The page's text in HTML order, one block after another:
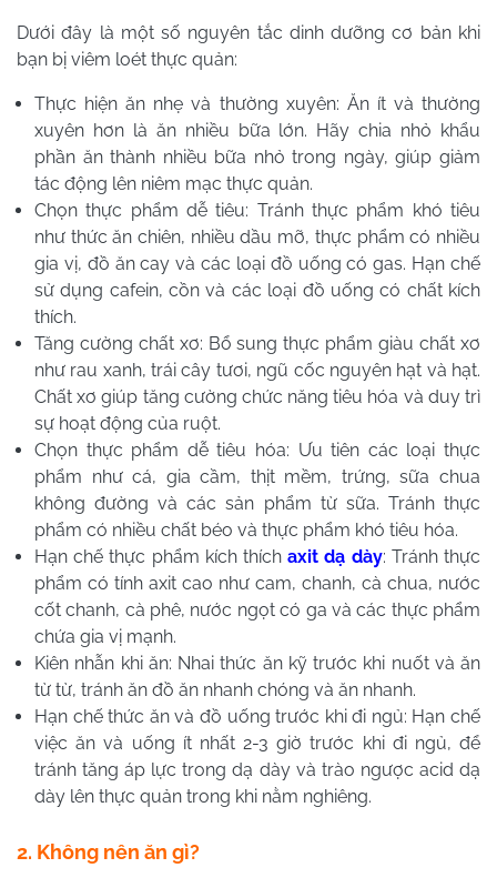
Dưới đây là một số nguyên tắc dinh dưỡng cơ bản khi
bạn bị viêm loét thực quản:
Thực hiện ăn nhẹ và thường xuyên: Ăn ít và thường
xuyên hơn là ăn nhiều bữa lớn. Hãy chia nhỏ khẩu
phần ăn thành nhiều bữa nhỏ trong ngày, giúp giảm
tác động lên niêm mạc thực quản.
Chọn thực phẩm dễ tiêu: Tránh thực phẩm khó tiêu
như thức ăn chiên, nhiều dầu mỡ, thực phẩm có nhiều
gia vị, đồ ăn cay và các loại đồ uống có gas. Hạn chế
sử dụng cafein, cồn và các loại đồ uống có chất kích
thích.
Tăng cường chất xơ: Bổ sung thực phẩm giàu chất xơ
như rau xanh, trái cây tươi, ngũ cốc nguyên hạt và hạt.
Chất xơ giúp tăng cường chức năng tiêu hóa và duy trì
sự hoạt động của ruột.
Chọn thực phẩm dễ tiêu hóa: Ưu tiên các loại thực
phẩm như cá, gia cầm, thịt mềm, trứng, sữa chua
không đường và các sản phẩm từ sữa. Tránh thực
phẩm có nhiều chất béo và thực phẩm khó tiêu hóa.
Hạn chế thực phẩm kích thíchaxit dạ dày: Tránh thực
phẩm có tính axit cao như cam, chanh, cà chua, nước
cốt chanh, cà phê, nước ngọt có ga và các thực phẩm
chứa gia vị mạnh.
Kiên nhẫn khi ăn: Nhai thức ăn kỹ trước khi nuốt và ăn
từ từ, tránh ăn đồ ăn nhanh chóng và ăn nhanh.
Hạn chế thức ăn và đồ uống trước khi đi ngủ: Hạn chế
việc ăn và uống ít nhất 2-3 giờ trước khi đi ngủ, để
tránh tăng áp lực trong dạ dày và trào ngược acid dạ
dày lên thực quản trong khi nằm nghiêng.
2. Không nên ăn gì?